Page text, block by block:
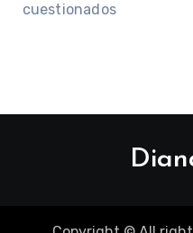
cuestionados